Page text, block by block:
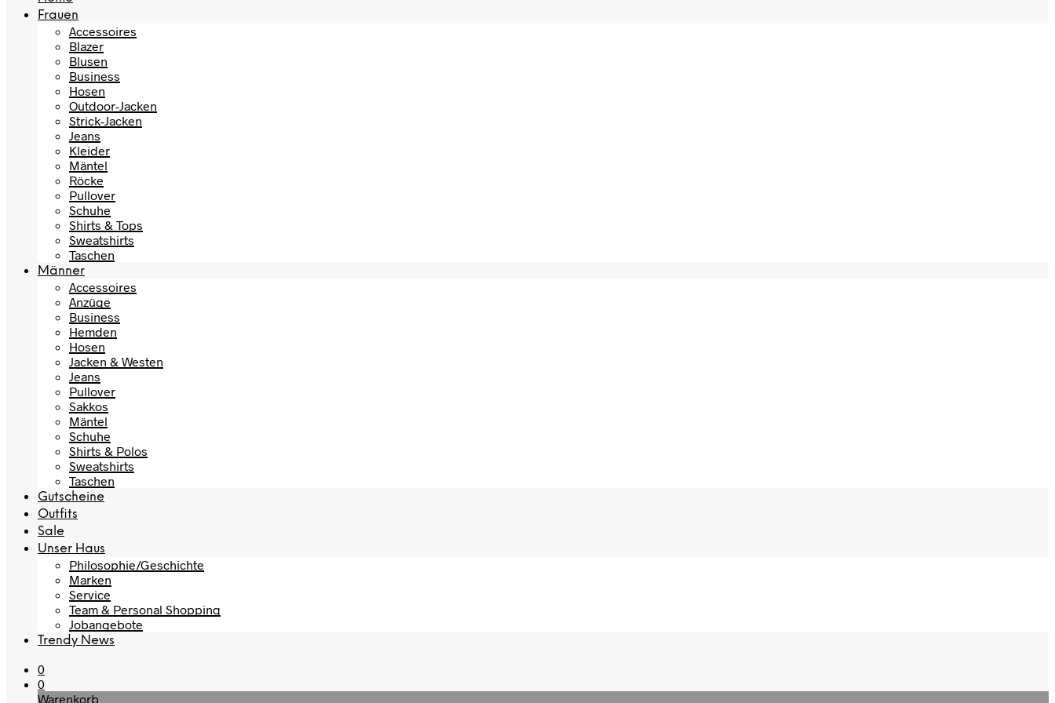
Frauen
Accessoires
Blazer
Blusen
Business
Hosen
Outdoor-Jacken
Strick-Jacken
Jeans
Kleider
Mäntel
Röcke
Pullover
Schuhe
Shirts & Tops
Sweatshirts
Taschen
Männer
Accessoires
Anzüge
Business
Hemden
Hosen
Jacken & Westen
Jeans
Pullover
Sakkos
Mäntel
Schuhe
Shirts & Polos
Sweatshirts
Taschen
Gutscheine
Outfits
Sale
Unser Haus
Philosophie/Geschichte
Marken
Service
Team & Personal Shopping
Jobangebote
Trendy News
0
0
Warenkorb